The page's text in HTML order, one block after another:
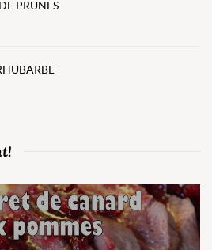
PRUNES